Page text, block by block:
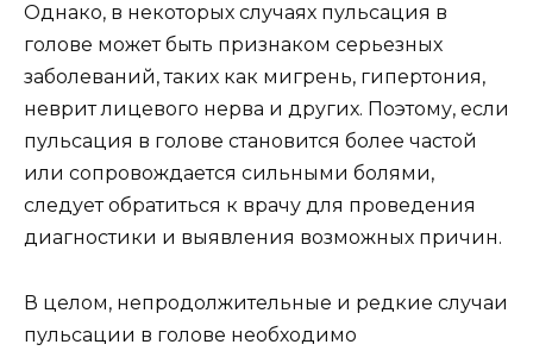
Однако, в некоторых случаях пульсация в
голове может быть признаком серьезных
заболеваний, таких как мигрень, гипертония,
неврит лицевого нерва и других. Поэтому, если
пульсация в голове становится более частой
или сопровождается сильными болями,
следует обратиться к врачу для проведения
диагностики и выявления возможных причин.
В целом, непродолжительные и редкие случаи
пульсации в голове необходимо